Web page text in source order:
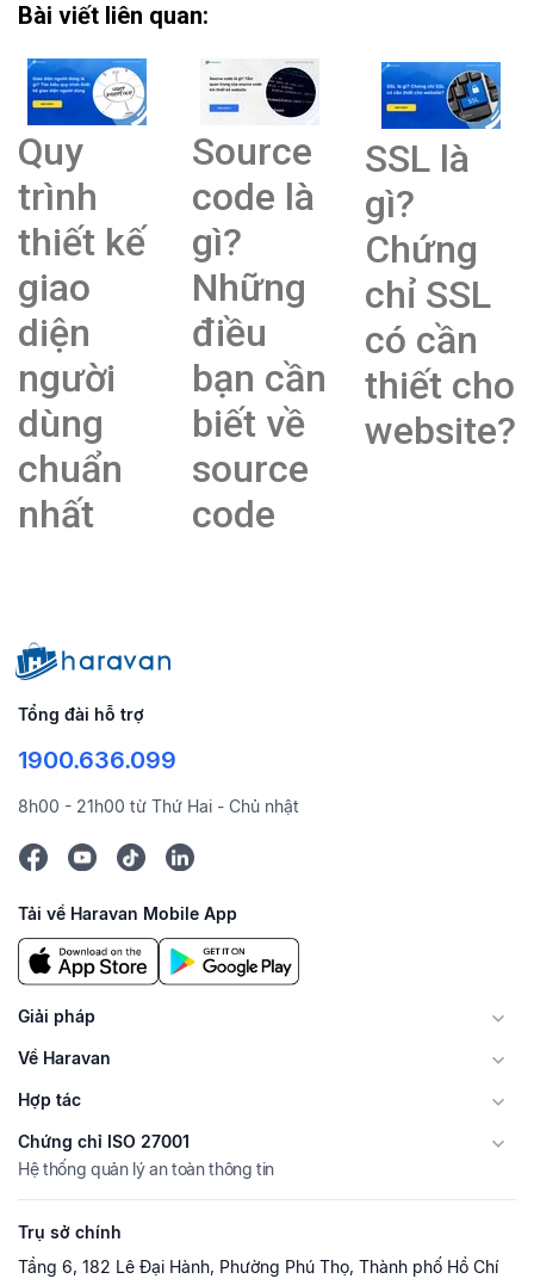
Bài viết liên quan:
Quy
trình
thiết kế
giao
diện
người
dùng
chuẩn
nhất
Source
code là
gì?
Những
điều
bạn cần
biết về
source
code
SSL là
gì?
Chứng
chỉ SSL
có cần
thiết cho
website?
Tổng đài hỗ trợ
1900.636.099
8h00 - 21h00 từ Thứ Hai - Chủ nhật
Tải về Haravan Mobile App
Giải pháp
Về Haravan
Hợp tác
Chứng chỉ ISO 27001
Hệ thống quản lý an toàn thông tin
Trụ sở chính
Tầng 6, 182 Lê Đại Hành, Phường Phú Thọ, Thành phố Hồ Chí